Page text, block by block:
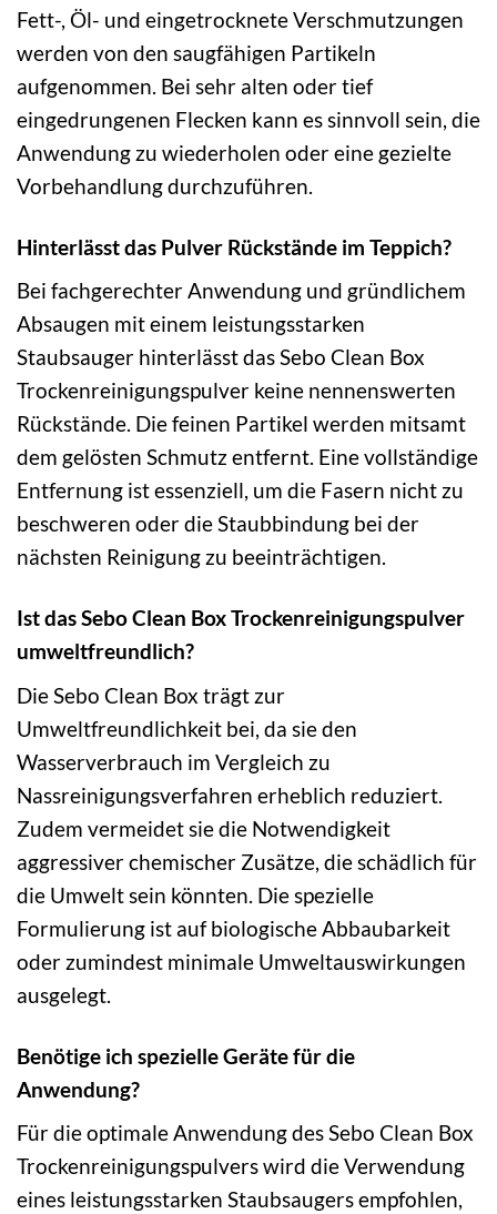
Fett-, Öl- und eingetrocknete Verschmutzungen
werden von den saugfähigen Partikeln
aufgenommen. Bei sehr alten oder tief
eingedrungenen Flecken kann es sinnvoll sein, die
Anwendung zu wiederholen oder eine gezielte
Vorbehandlung durchzuführen.
Hinterlässt das Pulver Rückstände im Teppich?
Bei fachgerechter Anwendung und gründlichem
Absaugen mit einem leistungsstarken
Staubsauger hinterlässt das Sebo Clean Box
Trockenreinigungspulver keine nennenswerten
Rückstände. Die feinen Partikel werden mitsamt
dem gelösten Schmutz entfernt. Eine vollständige
Entfernung ist essenziell, um die Fasern nicht zu
beschweren oder die Staubbindung bei der
nächsten Reinigung zu beeinträchtigen.
Ist das Sebo Clean Box Trockenreinigungspulver
umweltfreundlich?
Die Sebo Clean Box trägt zur
Umweltfreundlichkeit bei, da sie den
Wasserverbrauch im Vergleich zu
Nassreinigungsverfahren erheblich reduziert.
Zudem vermeidet sie die Notwendigkeit
aggressiver chemischer Zusätze, die schädlich für
die Umwelt sein könnten. Die spezielle
Formulierung ist auf biologische Abbaubarkeit
oder zumindest minimale Umweltauswirkungen
ausgelegt.
Benötige ich spezielle Geräte für die
Anwendung?
Für die optimale Anwendung des Sebo Clean Box
Trockenreinigungspulvers wird die Verwendung
eines leistungsstarken Staubsaugers empfohlen,